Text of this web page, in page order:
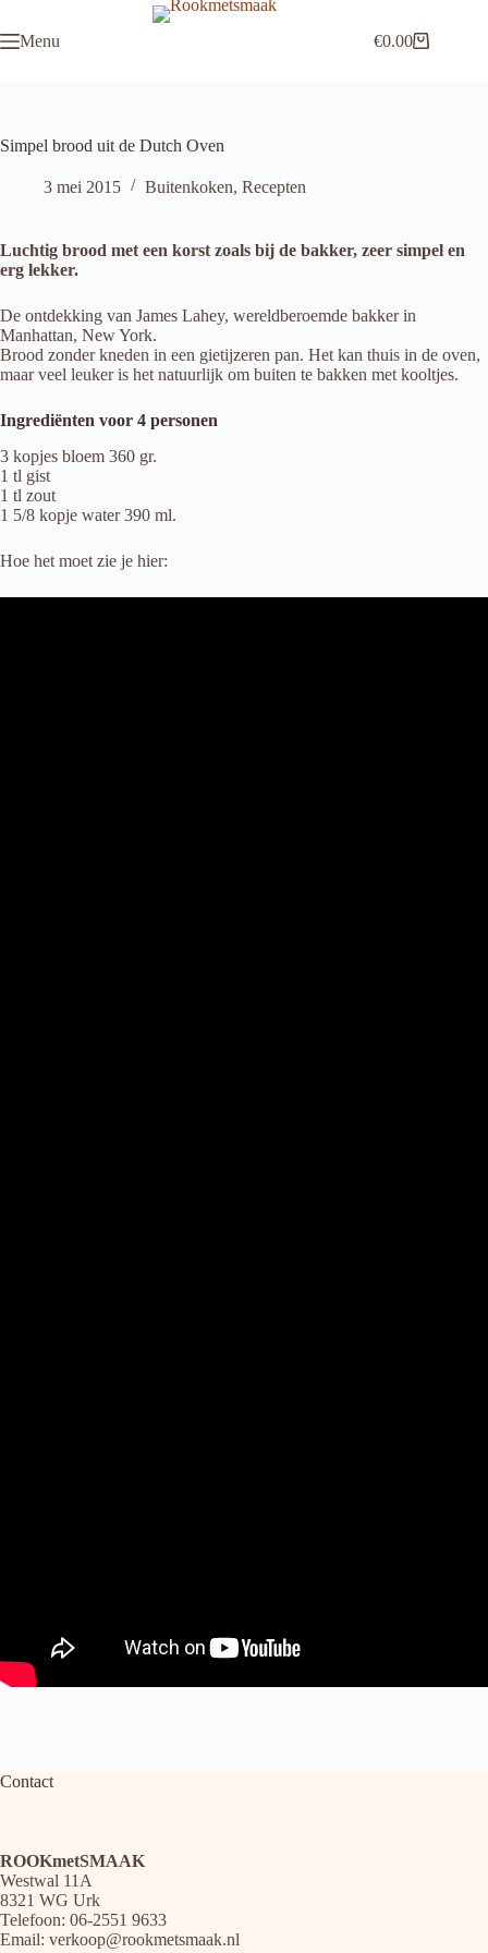
de Menu Winkelwagen
€0.00
Simpel brood uit de Dutch Oven
3 mei 2015 Buitenkoken, Recepten
Luchtig brood met een korst zoals bij de bakker, zeer simpel en
erg lekker.
De ontdekking van James Lahey, wereldberoemde bakker in
Manhattan, New York.
Brood zonder kneden in een gietijzeren pan. Het kan thuis in de oven,
maar veel leuker is het natuurlijk om buiten te bakken met kooltjes.
Ingrediënten voor 4 personen
3 kopjes bloem 360 gr.
1 tl gist
1 tl zout
1 5/8 kopje water 390 ml.
Hoe het moet zie je hier:
Contact
ROOKmetSMAAK
Westwal 11A
8321 WG Urk
Telefoon: 06-2551 9633
Email: verkoop@rookmetsmaak.nl